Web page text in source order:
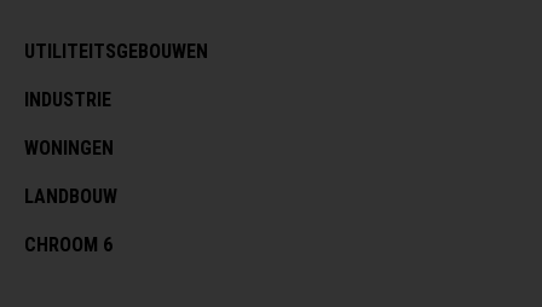
UTILITEITSGEBOUWEN
INDUSTRIE
WONINGEN
LANDBOUW
CHROOM 6